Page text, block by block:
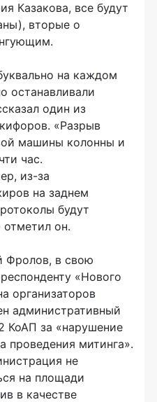
Казакова, все будут
вторые о
на каждом
останавливали
один из
«Разрыв
машины колонны и
час.
из-за
на заднем
будут
отметил он.
Фролов, в свою
«Нового
организаторов
административный
КоАП за «нарушение
проведения митинга».
не
на площади
в качестве